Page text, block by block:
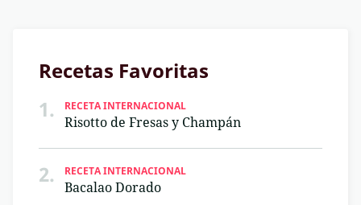
Recetas Favoritas
1.
RECETA INTERNACIONAL
Risotto de Fresas y Champán
2. RECETA INTERNACIONAL
Bacalao Dorado